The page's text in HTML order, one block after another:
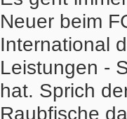
Neuer beim
International
Leistungen -
hat. Sprich
Raubfische